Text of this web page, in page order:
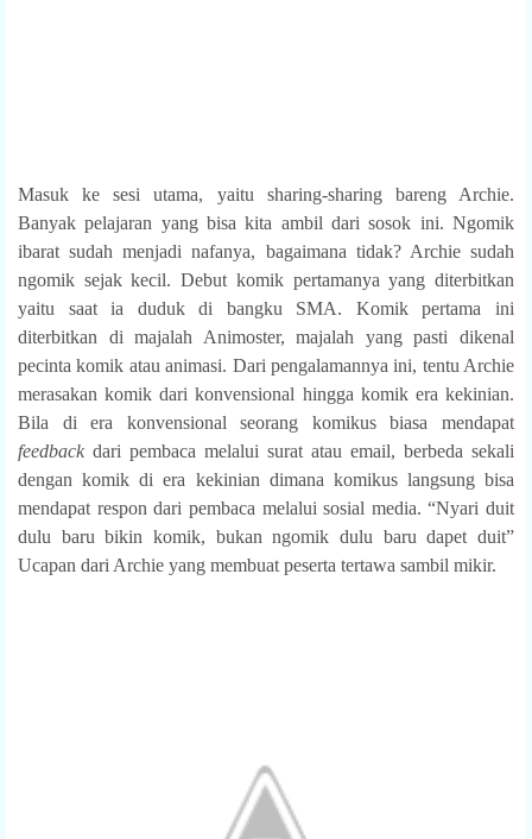
Masuk ke sesi utama, yaitu sharing-sharing bareng Archie.
Banyak pelajaran yang bisa kita ambil dari sosok ini. Ngomik
ibarat sudah menjadi nafanya, bagaimana tidak? Archie sudah
ngomik sejak kecil. Debut komik pertamanya yang diterbitkan
yaitu saat ia duduk di bangku SMA. Komik pertama ini
diterbitkan di majalah Animoster, majalah yang pasti dikenal
pecinta komik atau animasi. Dari pengalamannya ini, tentu Archie
merasakan komik dari konvensional hingga komik era kekinian.
Bila di era konvensional seorang komikus biasa mendapat
feedback dari pembaca melalui surat atau email, berbeda sekali
dengan komik di era kekinian dimana komikus langsung bisa
mendapat respon dari pembaca melalui sosial media. “Nyari duit
dulu baru bikin komik, bukan ngomik dulu baru dapet duit”
Ucapan dari Archie yang membuat peserta tertawa sambil mikir.